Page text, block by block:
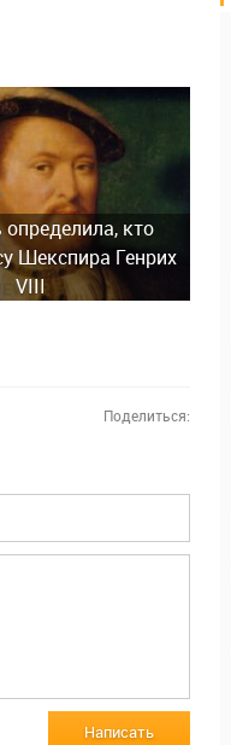
определила, кто
Шекспира Генрих
VIII
Поделиться:
Написать